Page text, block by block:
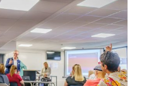
publiques